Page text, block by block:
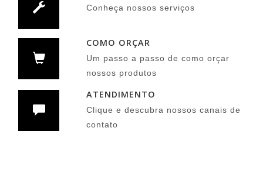
Conheça nossos serviços
COMO ORÇAR
Um passo a passo de como orçar
nossos produtos
ATENDIMENTO
Clique e descubra nossos canais de
contato